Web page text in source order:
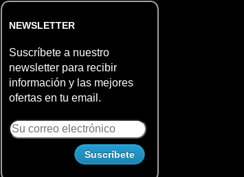
NEWSLETTER
Suscríbete a nuestro
newsletter para recibir
información y las mejores
ofertas en tu email.